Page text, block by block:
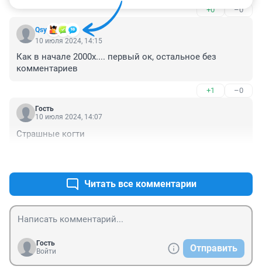
+0 –0
Qsy
10 июля 2024, 14:15
Как в начале 2000х.... первый ок, остальное без
комментариев
+1 –0
Гость
10 июля 2024, 14:07
Страшные когти
Читать все комментарии
Гость
Войти
Отправить